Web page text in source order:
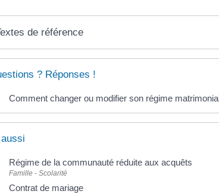
de référence
? Réponses !
Comment changer ou modifier son régime
Régime de la communauté réduite aux acquêts
Famille - Scolarité
Contrat de mariage